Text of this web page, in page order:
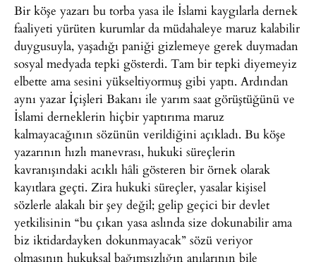
Bir köşe yazarı bu torba yasa ile İslami kaygılarla dernek
faaliyeti yürüten kurumlar da müdahaleye maruz kalabilir
duygusuyla, yaşadığı paniği gizlemeye gerek duymadan
sosyal medyada tepki gösterdi. Tam bir tepki diyemeyiz
elbette ama sesini yükseltiyormuş gibi yaptı. Ardından
aynı yazar İçişleri Bakanı ile yarım saat görüştüğünü ve
İslami derneklerin hiçbir yaptırıma maruz
kalmayacağının sözünün verildiğini açıkladı. Bu köşe
yazarının hızlı manevrası, hukuki süreçlerin
kavranışındaki acıklı hâli gösteren bir örnek olarak
kayıtlara geçti. Zira hukuki süreçler, yasalar kişisel
sözlerle alakalı bir şey değil; gelip geçici bir devlet
yetkilisinin “bu çıkan yasa aslında size dokunabilir ama
biz iktidardayken dokunmayacak” sözü veriyor
olmasının hukuksal bağımsızlığın anılarının bile